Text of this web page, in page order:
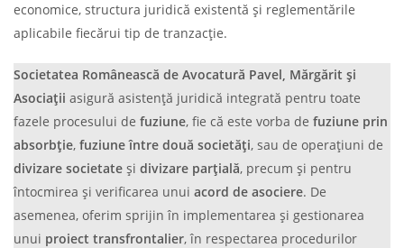
economice, structura juridică existentă și reglementările
aplicabile fiecărui tip de tranzacție.
Societatea Românească de Avocatură Pavel, Mărgărit și
Asociații asigură asistență juridică integrată pentru toate
fazele procesului de fuziune, fie că este vorba de fuziune prin
absorbție, fuziune între două societăți, sau de operațiuni de
divizare societate și divizare parțială, precum și pentru
întocmirea și verificarea unui acord de asociere. De
asemenea, oferim sprijin în implementarea și gestionarea
unui proiect transfrontalier, în respectarea procedurilor